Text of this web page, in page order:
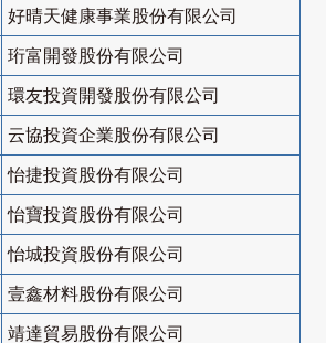
好晴天健康事業股份有限公司
珩富開發股份有限公司
環友投資開發股份有限公司
云協投資企業股份有限公司
怡捷投資股份有限公司
怡寶投資股份有限公司
怡城投資股份有限公司
壹鑫材料股份有限公司
靖達貿易股份有限公司